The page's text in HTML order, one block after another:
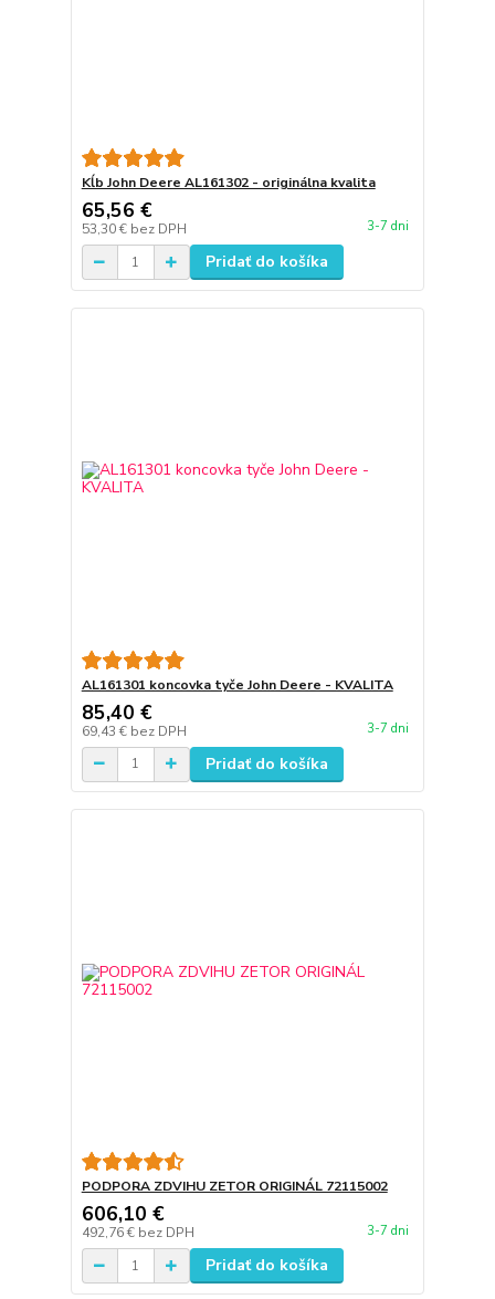
Kĺb John Deere AL161302 - originálna kvalita
65,56 €
53,30 € bez DPH 3-7 dni
Pridať do košíka
AL161301 koncovka tyče John Deere - KVALITA
85,40 €
69,43 € bez DPH 3-7 dni
Pridať do košíka
PODPORA ZDVIHU ZETOR ORIGINÁL 72115002
606,10 €
492,76 € bez DPH 3-7 dni
Pridať do košíka